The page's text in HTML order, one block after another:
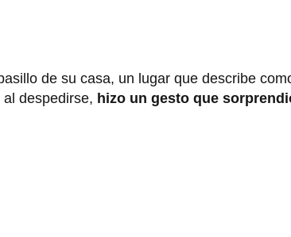
de su casa, un lugar que describe
despedirse, hizo un gesto que